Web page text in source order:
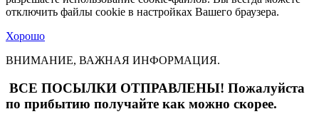
отключить файлы cookie в настройках Вашего браузера.
Хорошо
ВНИМАНИЕ, ВАЖНАЯ ИНФОРМАЦИЯ.
ВСЕ ПОСЫЛКИ ОТПРАВЛЕНЫ! Пожалуйста
по прибытию получайте как можно скорее.